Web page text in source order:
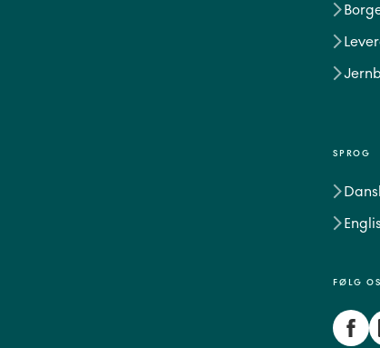
SPROG
FØLG OS